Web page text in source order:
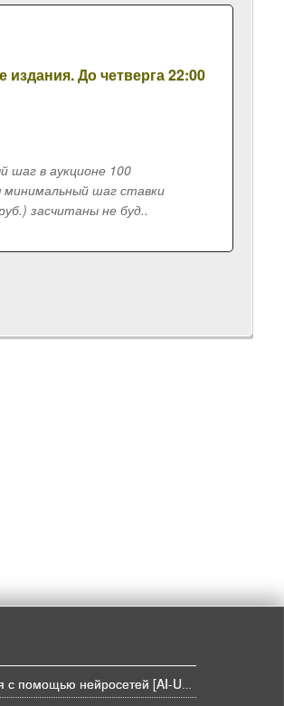
До четверга 22:00
шаг в аукционе 100
минимальный шаг ставки
засчитаны не буд..